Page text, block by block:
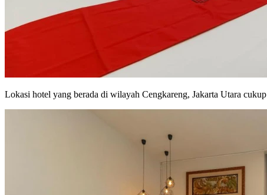
Lokasi hotel yang berada di wilayah Cengkareng, Jakarta Utara